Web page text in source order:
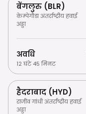
बेंगलुरु (BLR)
केम्पेगौडा अंतर्राष्ट्रीय हवाई
अड्डा
अवधि
12 घंटे 45 मिनट
हैदराबाद (HYD)
राजीव गांधी अंतर्राष्ट्रीय हवाई
अड्डा